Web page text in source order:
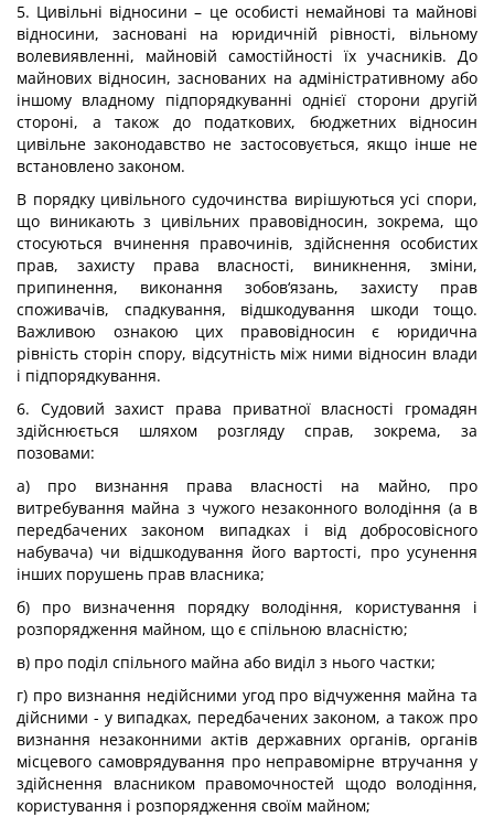
5. Цивільні відносини – це особисті немайнові та майнові
відносини, засновані на юридичній рівності, вільному
волевиявленні, майновій самостійності їх учасників. До
майнових відносин, заснованих на адміністративному або
іншому владному підпорядкуванні однієї сторони другій
стороні, а також до податкових, бюджетних відносин
цивільне законодавство не застосовується, якщо інше не
встановлено законом.
В порядку цивільного судочинства вирішуються усі спори,
що виникають з цивільних правовідносин, зокрема, що
стосуються вчинення правочинів, здійснення особистих
прав, захисту права власності, виникнення, зміни,
припинення, виконання зобов‘язань, захисту прав
споживачів, спадкування, відшкодування шкоди тощо.
Важливою ознакою цих правовідносин є юридична
рівність сторін спору, відсутність між ними відносин влади
і підпорядкування.
6. Судовий захист права приватної власності громадян
здійснюється шляхом розгляду справ, зокрема, за
позовами:
а) про визнання права власності на майно, про
витребування майна з чужого незаконного володіння (а в
передбачених законом випадках і від добросовісного
набувача) чи відшкодування його вартості, про усунення
інших порушень прав власника;
б) про визначення порядку володіння, користування і
розпорядження майном, що є спільною власністю;
в) про поділ спільного майна або виділ з нього частки;
г) про визнання недійсними угод про відчуження майна та
дійсними - у випадках, передбачених законом, а також про
визнання незаконними актів державних органів, органів
місцевого самоврядування про неправомірне втручання у
здійснення власником правомочностей щодо володіння,
користування і розпорядження своїм майном;